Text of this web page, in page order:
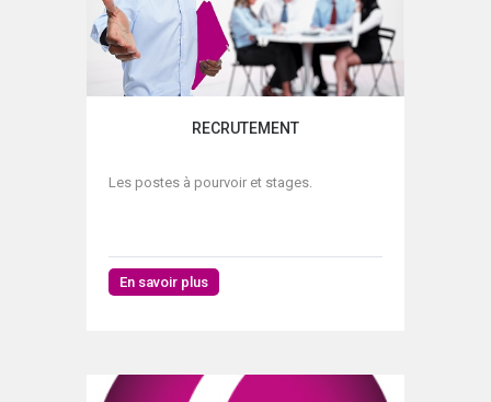
RECRUTEMENT
Les postes à pourvoir et stages.
En savoir plus